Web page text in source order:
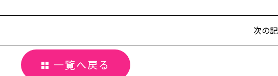
次の
一覧へ戻る